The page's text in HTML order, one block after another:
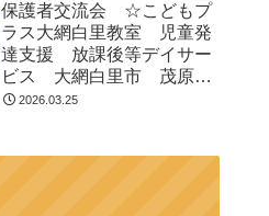
保護者交流会 ☆こどもプ
ラス大網白里教室 児童発
達支援 放課後等デイサー
ビス 大網白里市 茂原
市 白子町
2026.03.25